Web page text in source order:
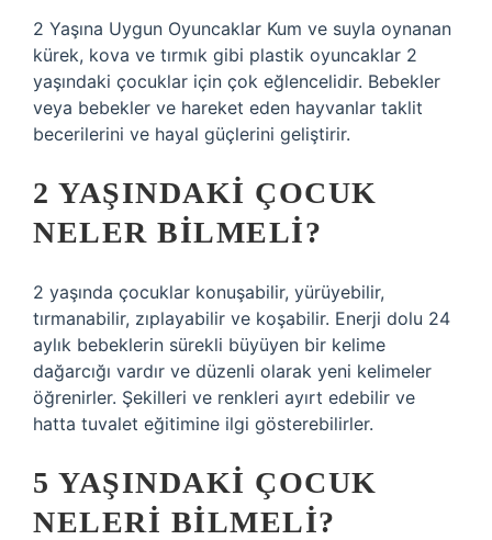
2 Yaşına Uygun Oyuncaklar Kum ve suyla oynanan
kürek, kova ve tırmık gibi plastik oyuncaklar 2
yaşındaki çocuklar için çok eğlencelidir. Bebekler
veya bebekler ve hareket eden hayvanlar taklit
becerilerini ve hayal güçlerini geliştirir.
2 YAŞINDAKI ÇOCUK
NELER BILMELI?
2 yaşında çocuklar konuşabilir, yürüyebilir,
tırmanabilir, zıplayabilir ve koşabilir. Enerji dolu 24
aylık bebeklerin sürekli büyüyen bir kelime
dağarcığı vardır ve düzenli olarak yeni kelimeler
öğrenirler. Şekilleri ve renkleri ayırt edebilir ve
hatta tuvalet eğitimine ilgi gösterebilirler.
5 YAŞINDAKI ÇOCUK
NELERI BILMELI?